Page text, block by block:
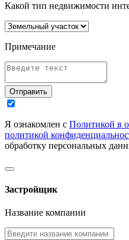
Какой тип недвижимости
Примечание
Отправить
Я ознакомлен с Политикой в
политикой
обработку персональных
Застройщик
Название компании